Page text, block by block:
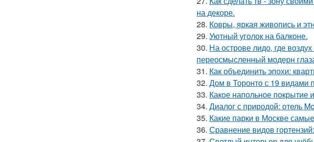
на декоре.
28. Ковры, яркая живопись и
29. Уютный уголок на балконе.
30. На острове лидо, где
переосмысленный модерн
31. Как объединить эпохи:
32. Дом в Торонто с 19 видами
33. Какое напольное покрытие
34. Диалог с природой: отель
35. Какие парки в Москве
36. Сравнение видов